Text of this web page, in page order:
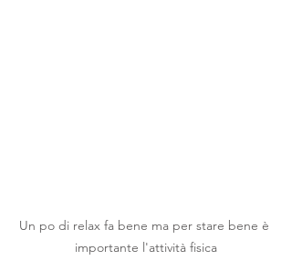
Un po di relax fa bene ma per stare bene è
importante l'attività fisica